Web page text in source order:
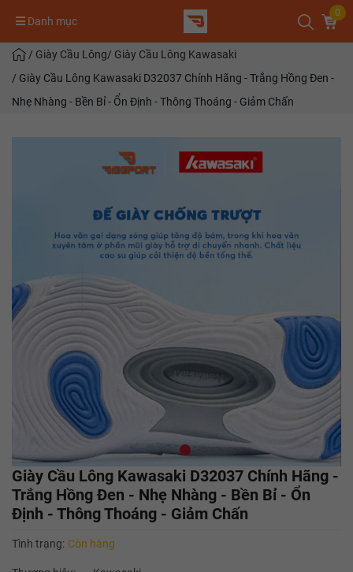
Danh mục
0
/ Giày Cầu Lông/ Giày Cầu Lông Kawasaki
/ Giày Cầu Lông Kawasaki D32037 Chính Hãng - Trắng Hồng Đen -
Nhẹ Nhàng - Bền Bỉ - Ổn Định - Thông Thoáng - Giảm Chấn
Giày Cầu Lông Kawasaki D32037 Chính Hãng -
Trắng Hồng Đen - Nhẹ Nhàng - Bền Bỉ - Ổn
Định - Thông Thoáng - Giảm Chấn
Tình trạng: Còn hàng